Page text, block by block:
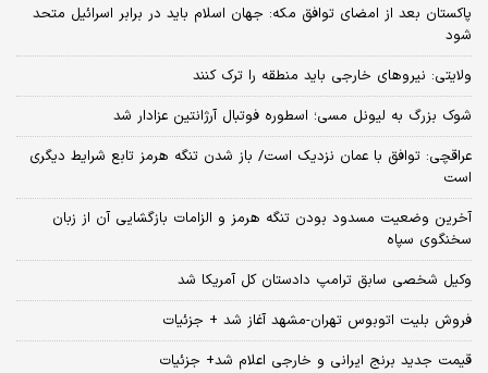
پاکستان بعد از امضای توافق مکه: جهان اسلام باید در برابر اسرائیل متحد
شود
ولایتی: نیروهای خارجی باید منطقه را ترک کنند
شوک بزرگ به لیونل مسی؛ اسطوره فوتبال آرژانتین عزادار شد
عراقچی: توافق با عمان نزدیک است/ باز شدن تنگه هرمز تابع شرایط دیگری
است
آخرین وضعیت مسدود بودن تنگه هرمز و الزامات بازگشایی آن از زبان
سخنگوی سپاه
وکیل شخصی سابق ترامپ دادستان کل آمریکا شد
فروش بلیت اتوبوس تهران-مشهد آغاز شد + جزئیات
قیمت جدید برنج ایرانی و خارجی اعلام شد+ جزئیات